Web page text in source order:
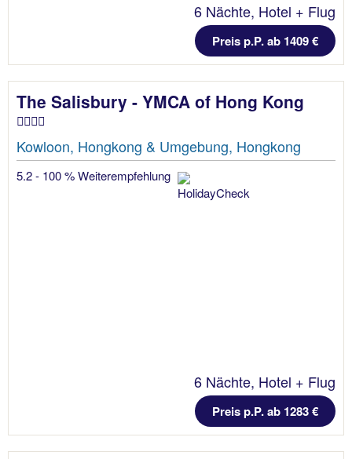
6 Nächte, Hotel + Flug
Preis p.P. ab 1409 €
The Salisbury - YMCA of Hong Kong
Kowloon, Hongkong & Umgebung, Hongkong
5.2 - 100 % Weiterempfehlung
6 Nächte, Hotel + Flug
Preis p.P. ab 1283 €